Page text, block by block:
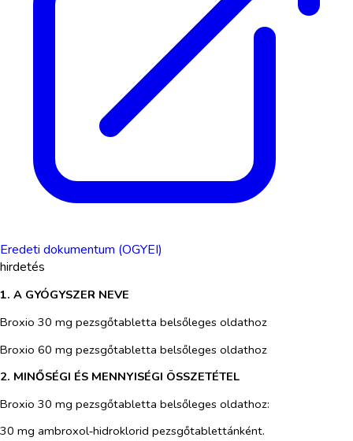
Eredeti dokumentum (OGYEI)
hirdetés
1. A GYÓGYSZER NEVE
Broxio 30 mg pezsgőtabletta belsőleges oldathoz
Broxio 60 mg pezsgőtabletta belsőleges oldathoz
2. MINŐSÉGI ÉS MENNYISÉGI ÖSSZETÉTEL
Broxio 30 mg pezsgőtabletta belsőleges oldathoz:
30 mg ambroxol‑hidroklorid pezsgőtablettánként.